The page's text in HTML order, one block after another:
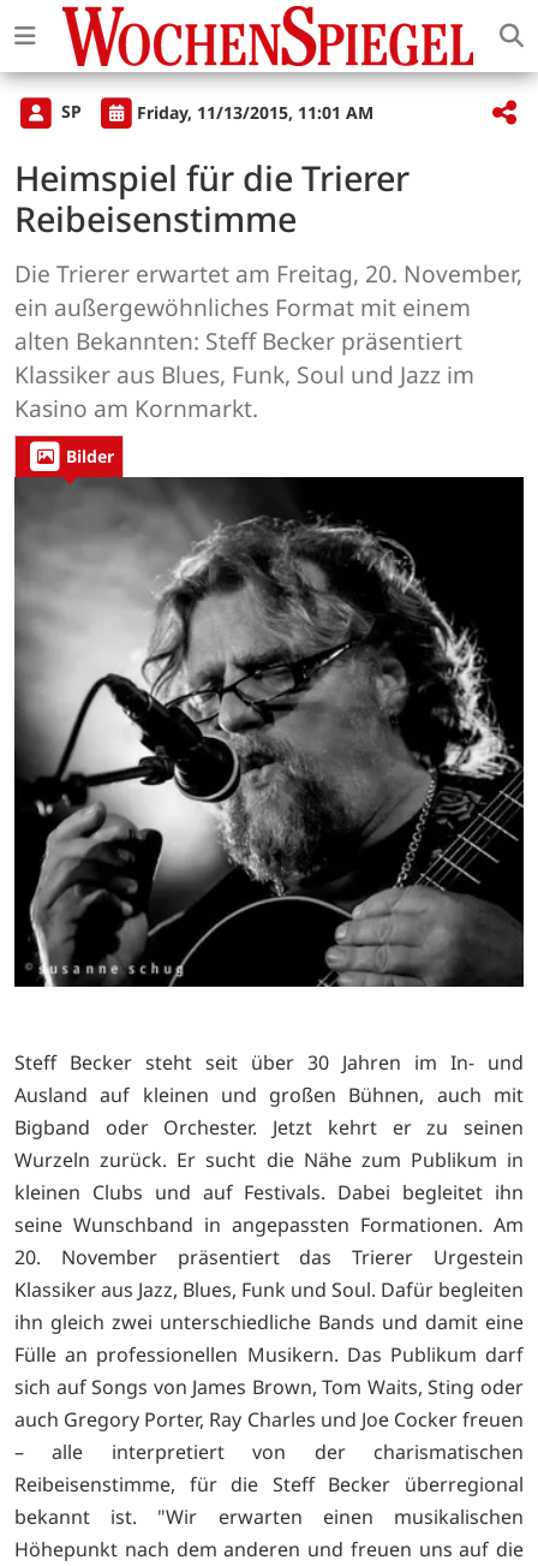
SP Friday, 11/13/2015, 11:01 AM
Heimspiel für die Trierer
Reibeisenstimme
Die Trierer erwartet am Freitag, 20. November,
ein außergewöhnliches Format mit einem
alten Bekannten: Steff Becker präsentiert
Klassiker aus Blues, Funk, Soul und Jazz im
Kasino am Kornmarkt.
Bilder
Steff Becker steht seit über 30 Jahren im In- und
Ausland auf kleinen und großen Bühnen, auch mit
Bigband oder Orchester. Jetzt kehrt er zu seinen
Wurzeln zurück. Er sucht die Nähe zum Publikum in
kleinen Clubs und auf Festivals. Dabei begleitet ihn
seine Wunschband in angepassten Formationen. Am
20. November präsentiert das Trierer Urgestein
Klassiker aus Jazz, Blues, Funk und Soul. Dafür begleiten
ihn gleich zwei unterschiedliche Bands und damit eine
Fülle an professionellen Musikern. Das Publikum darf
sich auf Songs von James Brown, Tom Waits, Sting oder
auch Gregory Porter, Ray Charles und Joe Cocker freuen
– alle interpretiert von der charismatischen
Reibeisenstimme, für die Steff Becker überregional
bekannt ist. "Wir erwarten einen musikalischen
Höhepunkt nach dem anderen und freuen uns auf die